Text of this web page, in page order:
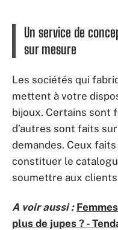
Un service de
sur mesure
Les sociétés qui
mettent à votre
bijoux. Certains sont
d’autres sont faits
demandes. Ceux
constituer le
soumettre aux
A voir aussi :
plus de jupes ? -